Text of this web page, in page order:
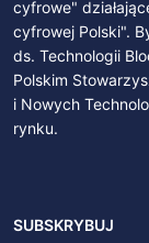
cyfrowe"
cyfrowej Polski".
ds. Technologii
Polskim
i Nowych
rynku.
SUBSKRYBUJ